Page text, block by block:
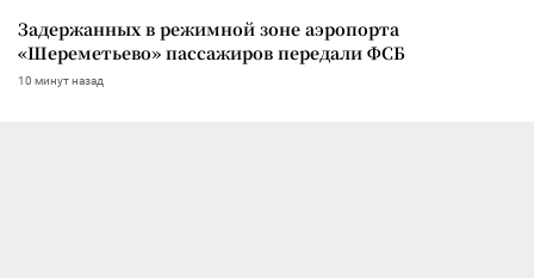
Задержанных в режимной зоне аэропорта
«Шереметьево» пассажиров передали ФСБ
10 минут назад